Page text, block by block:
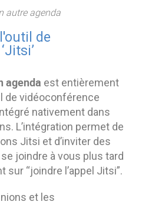
autre agenda
de
agenda est entièrement
de vidéoconférence
nativement dans
L’intégration permet de
Jitsi et d’inviter des
joindre à vous plus tard
“joindre l’appel Jitsi”.
et les